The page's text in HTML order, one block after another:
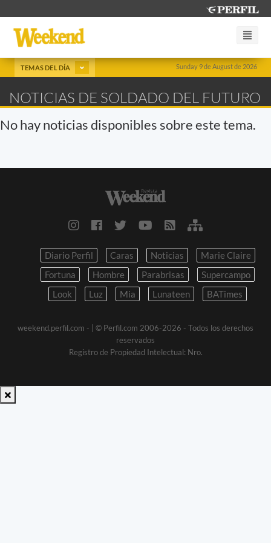
Sunday 9 de August de 2026
TEMAS DEL DÍA
NOTICIAS DE SOLDADO DEL FUTURO
No hay noticias disponibles sobre este tema.
Diario Perfil Caras Noticias
Marie Claire
Fortuna
Hombre Parabrisas
Supercampo
Look
Luz Mia Lunateen BATimes
weekend.perfil.com -
| © Perfil.com 2006-2026 - Todos los derechos
reservados
Registro de Propiedad Intelectual: Nro.